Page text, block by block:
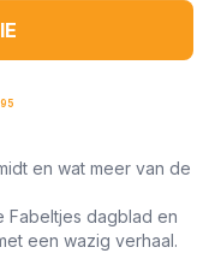
en wat meer van de
Fabeltjes dagblad en
een wazig verhaal.